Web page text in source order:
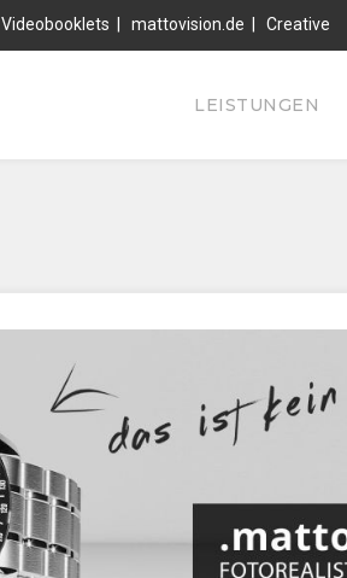
Videobooklets | mattovision.de | Creative
LEISTUNGEN